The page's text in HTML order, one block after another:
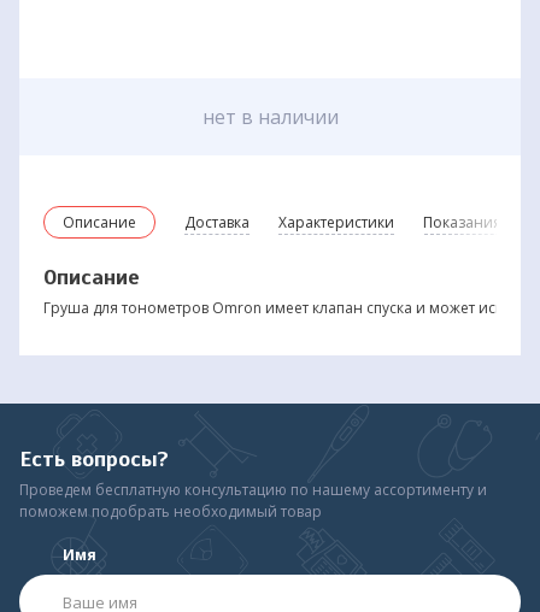
Описание Доставка Характеристики Показания и
Описание
Груша для тонометров Omron имеет клапан спуска и может
нет в наличии
Есть вопросы?
Проведем бесплатную консультацию по нашему ассортименту и
поможем подобрать необходимый товар
Имя